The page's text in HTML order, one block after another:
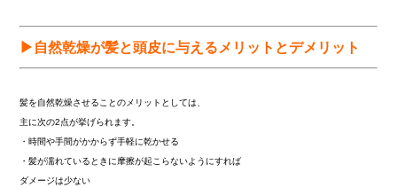
▶自然乾燥が髪と頭皮に与えるメリットとデメリット
髪を自然乾燥させることのメリットとしては、
主に次の2点が挙げられます。
・時間や手間がかからず手軽に乾かせる
・髪が濡れているときに摩擦が起こらないようにすれば
ダメージは少ない